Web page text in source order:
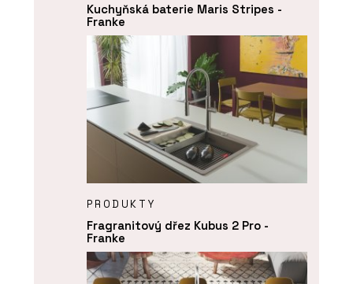
Kuchyňská baterie Maris Stripes -
Franke
PRODUKTY
Fragranitový dřez Kubus 2 Pro -
Franke